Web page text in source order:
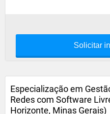
Solicitar
Especialização em
Redes com Software
Horizonte, Minas Gerais)